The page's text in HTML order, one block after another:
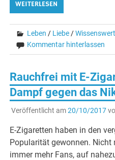
WEITERLESEN
Leben / Liebe/
Kommentar hinterlassen
Rauchfrei mit E-
Dampf gegen das
Veröffentlicht am20/10/2017
E-Zigaretten haben in den
Popularität gewonnen.
immer mehr Fans, auf